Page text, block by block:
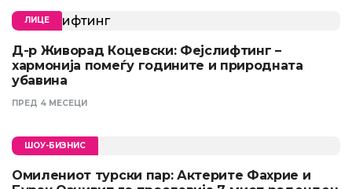
ЛИЦЕ
Д-р Живорад Коцевски: Фејслифтинг –
хармонија помеѓу годините и природната
убавина
ПРЕД 4 МЕСЕЦИ
ШОУ-БИЗНИС
Омилениот турски пар: Актерите Фахрие и